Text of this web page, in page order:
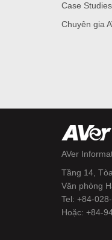
Case Studies
Chuyên gia
AVer
Tầng 14,
Văn phòng
Tel: +84-
Hoặc: +84-